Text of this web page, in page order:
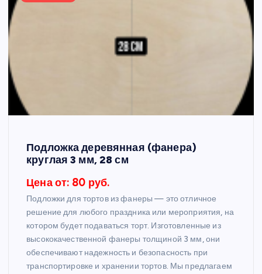
Подложка деревянная (фанера)
круглая 3 мм, 28 см
Цена от: 80 руб.
Подложки для тортов из фанеры — это отличное
решение для любого праздника или мероприятия, на
котором будет подаваться торт. Изготовленные из
высококачественной фанеры толщиной 3 мм, они
обеспечивают надежность и безопасность при
транспортировке и хранении тортов. Мы предлагаем